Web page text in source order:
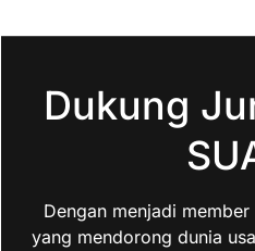
Dukung
Dengan menjadi
yang mendorong dunia